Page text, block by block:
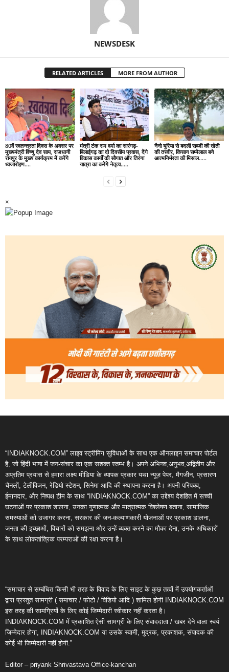
NEWSDESK
RELATED ARTICLES MORE FROM AUTHOR
80वें स्वतन्त्रता दिवस के अवसर पर
मुख्यमंत्री विष्णु देव साय, राजधानी
रायपुर के मुख्य कार्यक्रम में करेंगे
ध्वजारोहण….
मंत्री टंक राम वर्मा का सारंगढ़-
बिलाईगढ़ का दो दिवसीय प्रवास, देंगे
विकास कार्यों की सौगात और तिरंगा
यात्रा का करेंगे नेतृत्व…..
नैनो यूरिया से बदली सब्जी की खेती
की तस्वीर, किसान सम्मेलाल बने
आत्मनिर्भरता की मिसाल…..
×
“INDIAKNOCK.COM” लाइव स्ट्रीमिंग सुविधाओं के साथ एक ऑनलाइन समाचार पोर्टल
है, जो हिंदी भाषा में जन-संचार का एक सशक्त स्तम्भ है। अपने अभिनव,अनुभव,अद्वितीय और
अप्रतिम प्रयास से हमारा लक्ष्य मीडिया के व्यापक प्रकार यथा न्यूज़ पेपर, मैगजीन, प्रसारण
चैनलों, टेलीविजन, रेडियो स्टेशन, सिनेमा आदि की स्थापना करना है। अपनी परिपक्व,
ईमानदार, और निष्पक्ष टीम के साथ “INDIAKNOCK.COM” का उद्देश्य देशहित में सच्ची
घटनाओं पर प्रकाश डालना, उनका गुणात्मक और मात्रात्मक विश्लेषण बताना, सामाजिक
समस्याओं को उजागर करना, सरकार की जन-कल्याणकारी योजनाओं पर प्रकाश डालना,
जनता की इच्छाओं, विचारों को समझना और उन्हें व्यक्त करने का मौका देना, उनके अधिकारों
के साथ लोकतांत्रिक परम्पराओं की रक्षा करना है।
“समाचार से सम्बंधित किसी भी तरह के विवाद के लिए साइट के कुछ तत्वों में उपयोगकर्ताओं
द्वारा प्रस्तुत सामग्री ( समाचार / फोटो / विडियो आदि ) शामिल होगी INDIAKNOCK.COM
इस तरह की सामग्रियों के लिए कोई जिम्मेदारी स्वीकार नहीं करता है।
INDIAKNOCK.COM में प्रकाशित ऐसी सामग्री के लिए संवाददाता / खबर देने वाला स्वयं
जिम्मेदार होगा, INDIAKNOCK.COM या उसके स्वामी, मुद्रक, प्रकाशक, संपादक की
कोई भी जिम्मेदारी नहीं होगी.”
Editor – priyank Shrivastava Office-kanchan